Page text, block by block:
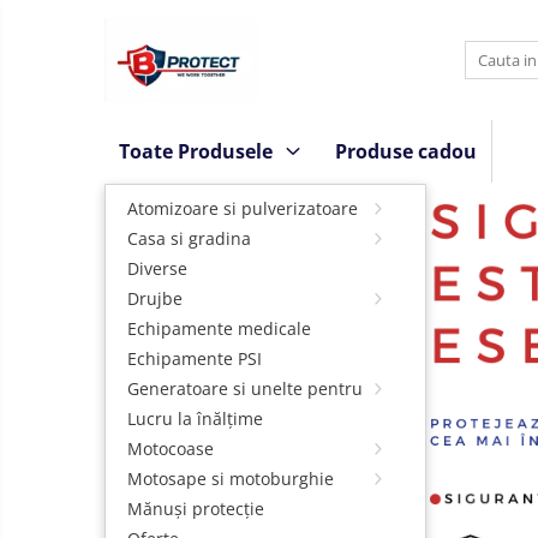
Toate Produsele
Pulverizatoare
Casa si
gradina
Aspiratoare , suflante si tocatoare
Masini spalat cu presiune
Scule si unelte gradina
Accesorii drujbe
Drujbe electrice
Drujbe termice
Echipamente
medicale
Echipamente
PSI
Toate Produsele
Atomizoare si pulverizatoare
Casa si gradina
Diverse
Drujbe
Echipamente medicale
Echipamente PSI
Generatoare si unelte pentru santier
Lucru la înălțime
Motocoase
Motosape si motoburghie
Mănuși protecție
Produse cadou